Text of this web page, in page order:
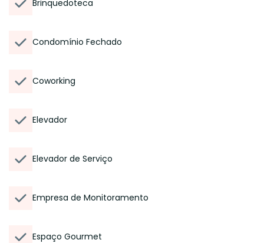
Brinquedoteca
Condomínio Fechado
Coworking
Elevador
Elevador de Serviço
Empresa de Monitoramento
Espaço Gourmet